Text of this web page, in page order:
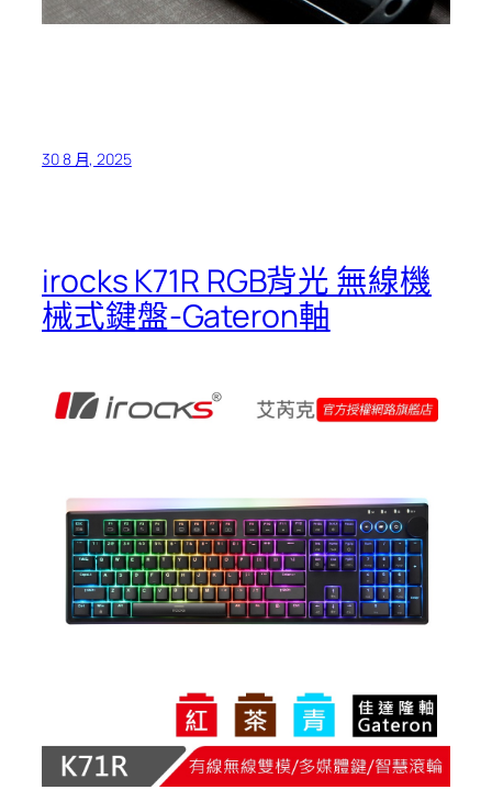
30 8 月, 2025
irocks K71R RGB背光 無線機
械式鍵盤-Gateron軸